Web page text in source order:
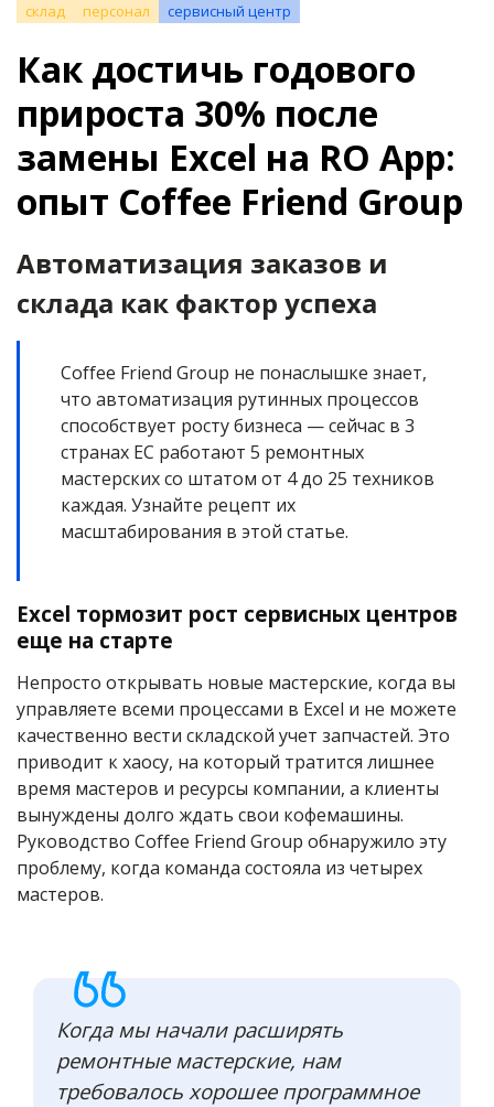
склад персонал сервисный центр
Как достичь годового
прироста 30% после
замены Excel на RO App:
опыт Coffee Friend Group
Автоматизация заказов и
склада как фактор успеха
Coffee Friend Group не понаслышке знает,
что автоматизация рутинных процессов
способствует росту бизнеса — сейчас в 3
странах ЕС работают 5 ремонтных
мастерских со штатом от 4 до 25 техников
каждая. Узнайте рецепт их
масштабирования в этой статье.
Excel тормозит рост сервисных центров
еще на старте
Непросто открывать новые мастерские, когда вы
управляете всеми процессами в Excel и не можете
качественно вести складской учет запчастей. Это
приводит к хаосу, на который тратится лишнее
время мастеров и ресурсы компании, а клиенты
вынуждены долго ждать свои кофемашины.
Руководство Coffee Friend Group обнаружило эту
проблему, когда команда состояла из четырех
мастеров.
Когда мы начали расширять
ремонтные мастерские, нам
требовалось хорошее программное